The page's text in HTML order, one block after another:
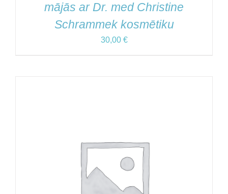
mājās ar Dr. med Christine
Schrammek kosmētiku
30,00 €